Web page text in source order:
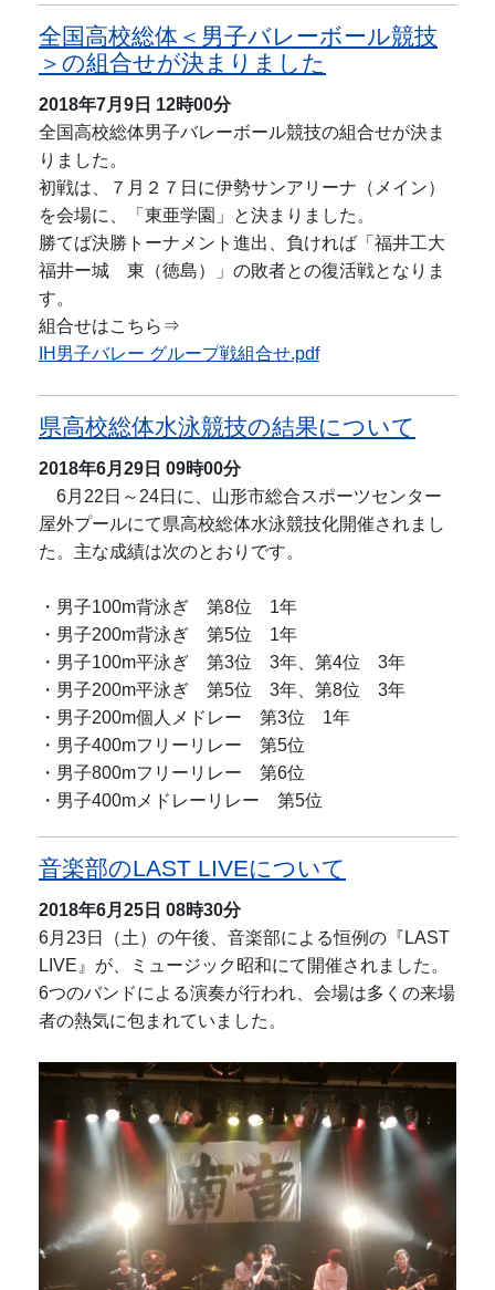
全国高校総体＜男子バレーボール競技
＞の組合せが決まりました
2018年7月9日 12時00分
全国高校総体男子バレーボール競技の組合せが決ま
りました。
初戦は、７月２７日に伊勢サンアリーナ（メイン）
を会場に、「東亜学園」と決まりました。
勝てば決勝トーナメント進出、負ければ「福井工大
福井ー城 東（徳島）」の敗者との復活戦となりま
す。
組合せはこちら⇒
IH男子バレー グループ戦組合せ.pdf
県高校総体水泳競技の結果について
2018年6月29日 09時00分
6月22日～24日に、山形市総合スポーツセンター
屋外プールにて県高校総体水泳競技化開催されまし
た。主な成績は次のとおりです。
・男子100m背泳ぎ 第8位 1年
・男子200m背泳ぎ 第5位 1年
・男子100m平泳ぎ 第3位 3年、第4位 3年
・男子200m平泳ぎ 第5位 3年、第8位 3年
・男子200m個人メドレー 第3位 1年
・男子400mフリーリレー 第5位
・男子800mフリーリレー 第6位
・男子400mメドレーリレー 第5位
音楽部のLAST LIVEについて
2018年6月25日 08時30分
6月23日（土）の午後、音楽部による恒例の『LAST
LIVE』が、ミュージック昭和にて開催されました。
6つのバンドによる演奏が行われ、会場は多くの来場
者の熱気に包まれていました。